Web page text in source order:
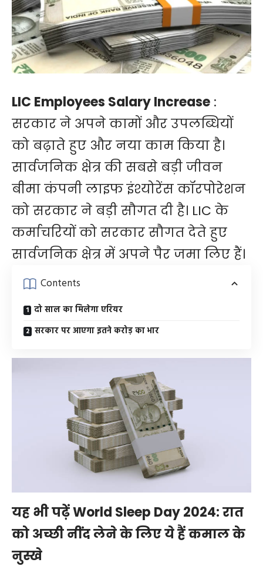
LIC Employees Salary Increase :
सरकार ने अपने कामों और उपलब्धियों
को बढ़ाते हुए और नया काम किया है।
सार्वजनिक क्षेत्र की सबसे बड़ी जीवन
बीमा कंपनी लाइफ इंश्योरेंस कॉरपोरेशन
को सरकार ने बड़ी सौगत दी है। LIC के
कर्माचरियों को सरकार सौगत देते हुए
सार्वजनिक क्षेत्र में अपने पैर जमा लिए हैं।
Contents
दो साल का मिलेगा एरियर
सरकार पर आएगा इतने करोड़ का भार
यह भी पढ़ेंWorld Sleep Day 2024: रात
को अच्छी नींद लेने के लिए ये हैं कमाल के
नुस्खे